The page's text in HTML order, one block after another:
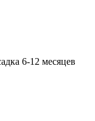
6-12 месяцев